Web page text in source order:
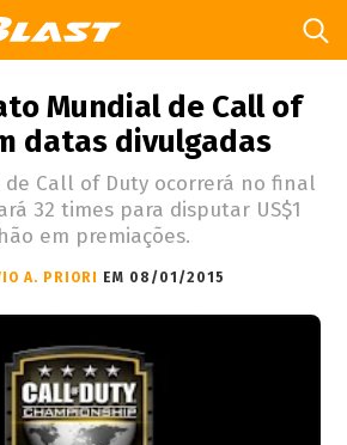
Mundial de Call of
datas divulgadas
de Call of Duty ocorrerá no final
32 times para disputar US$1
em premiações.
A. PRIORI EM 08/01/2015